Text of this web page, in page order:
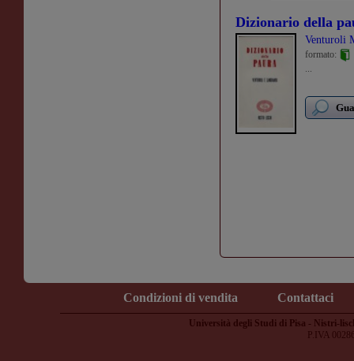
Dizionario della
Venturoli
formato:
...
Condizioni di vendita Contattaci
Università degli Studi di Pisa - Nistri-
P.IVA